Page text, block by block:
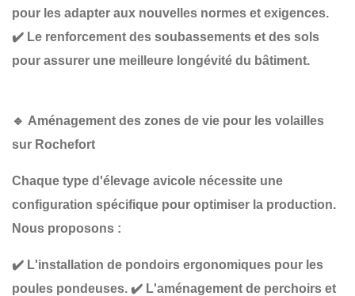
pour les adapter aux nouvelles normes et exigences.
✔️ Le renforcement des soubassements et des sols
pour assurer une meilleure longévité du bâtiment.
🔹 Aménagement des zones de vie pour les volailles
sur Rochefort
Chaque type d'élevage avicole nécessite une
configuration spécifique pour optimiser la production.
Nous proposons :
✔️ L'installation de pondoirs ergonomiques pour les
poules pondeuses. ✔️ L'aménagement de perchoirs et